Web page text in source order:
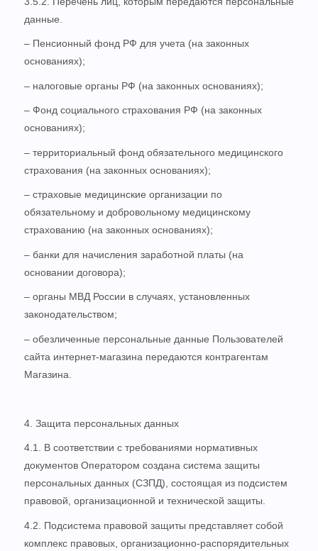
данные.
– Пенсионный фонд РФ для учета (на законных
основаниях);
– налоговые органы РФ (на законных основаниях);
– Фонд социального страхования РФ (на законных
основаниях);
– территориальный фонд обязательного медицинского
страхования (на законных основаниях);
– страховые медицинские организации по
обязательному и добровольному медицинскому
страхованию (на законных основаниях);
– банки для начисления заработной платы (на
основании договора);
– органы МВД России в случаях, установленных
законодательством;
– обезличенные персональные данные Пользователей
сайта интернет-магазина передаются контрагентам
Магазина.
4. Защита персональных данных
4.1. В соответствии с требованиями нормативных
документов Оператором создана система защиты
персональных данных (СЗПД), состоящая из подсистем
правовой, организационной и технической защиты.
4.2. Подсистема правовой защиты представляет собой
комплекс правовых, организационно-распорядительных